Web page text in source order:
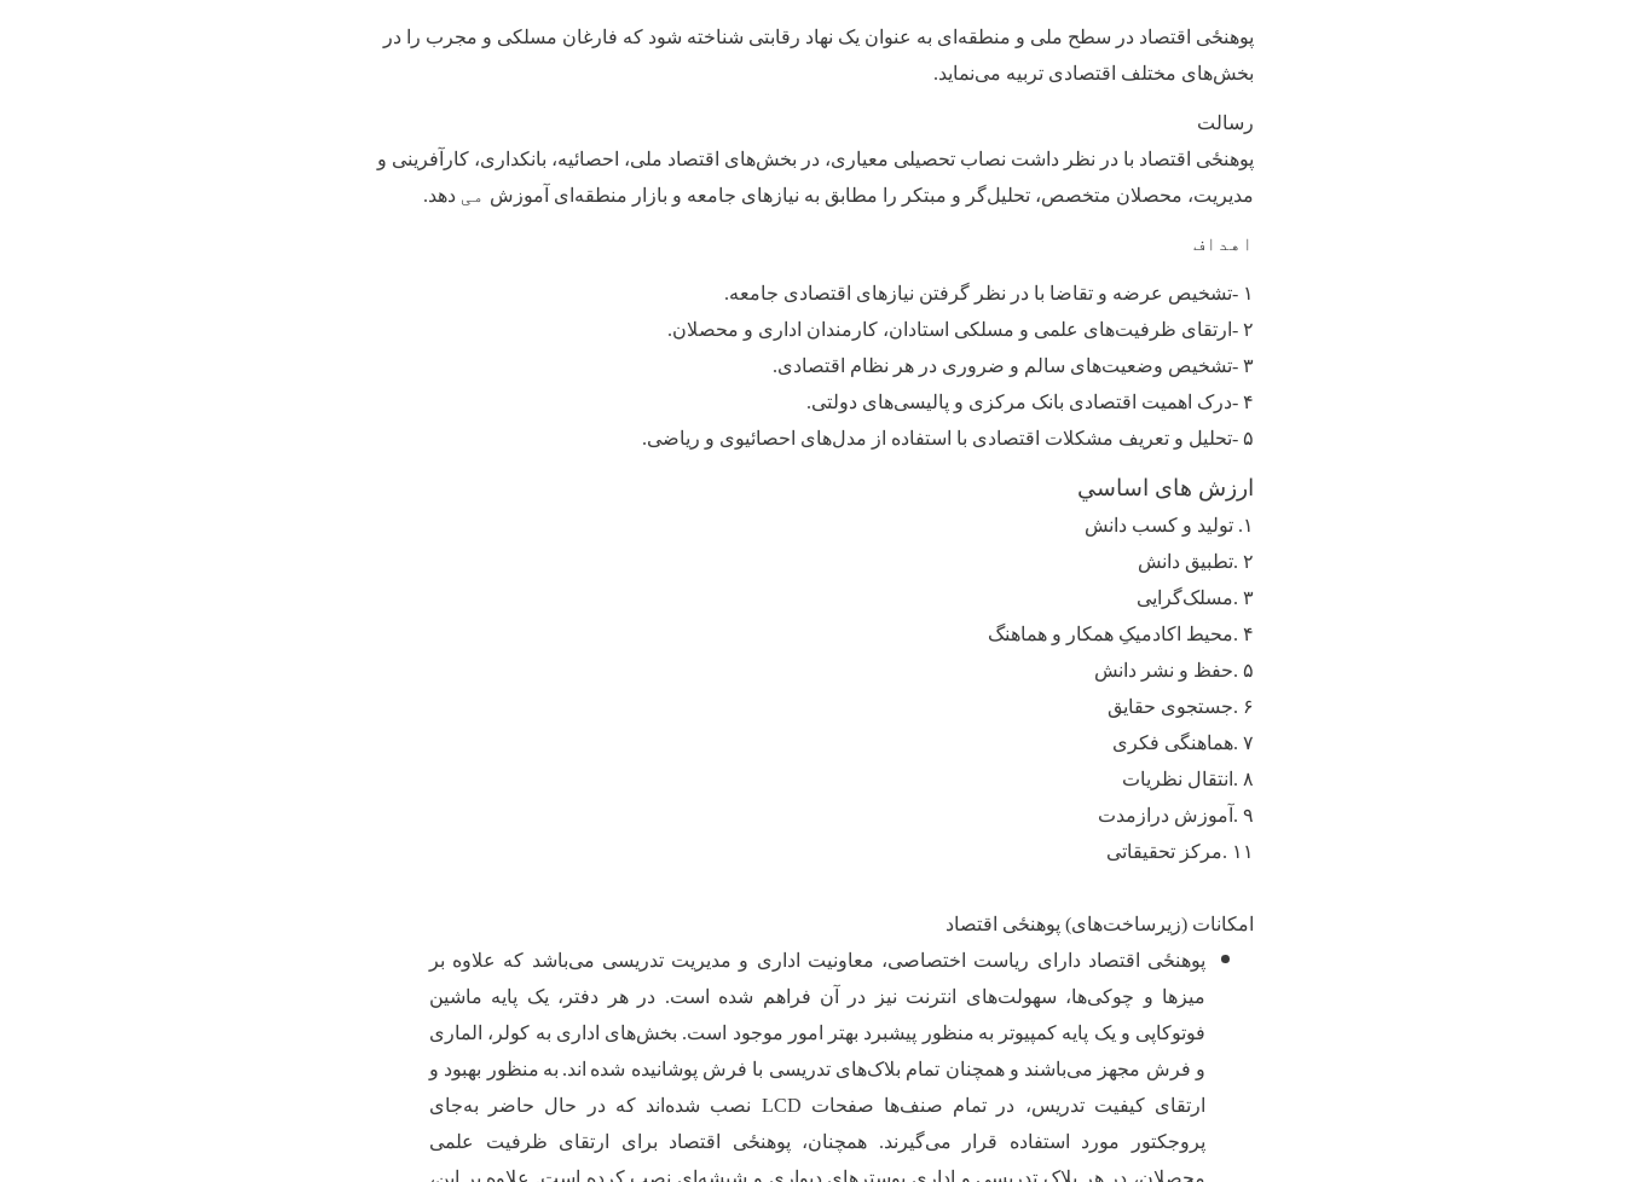
پوهنځی اقتصاد در سطح ملی و منطقه‌ای به عنوان یک نهاد رقابتی شناخته شود که فارغان مسلکی و مجرب را در
بخش‌های مختلف اقتصادی تربیه می‌نماید.
رسالت
پوهنځی اقتصاد با در نظر داشت نصاب تحصیلی معیاری، در بخش‌های اقتصاد ملی، احصائیه، بانکداری، کارآفرینی و
مدیریت، محصلان متخصص، تحلیل‌گر و مبتکر را مطابق به نیازهای جامعه و بازار منطقه‌ای آموزش می ‌دهد.
اهداف
۱ -تشخیص عرضه و تقاضا با در نظر گرفتن نیازهای اقتصادی جامعه.
۲ - ارتقای ظرفیت‌های علمی و مسلکی استادان، کارمندان اداری و محصلان.
۳ -تشخیص وضعیت‌های سالم و ضروری در هر نظام اقتصادی.
۴ -درک اهمیت اقتصادی بانک مرکزی و پالیسی‌های دولتی.
۵ -تحلیل و تعریف مشکلات اقتصادی با استفاده از مدل‌های احصائیوی و ریاضی.
ارزش های اساسي
۱. تولید و کسب دانش
۲ .تطبیق دانش
۳ .مسلک‌گرایی
۴ .محیط اکادمیکِ همکار و هماهنگ
۵ .حفظ و نشر دانش
۶ .جستجوی حقایق
۷ .هماهنگی فکری
۸ . انتقال نظریات
۹ . آموزش درازمدت
۱۱ .مرکز تحقیقاتی
امکانات (زیرساخت‌های) پوهنځی اقتصاد
پوهنځی اقتصاد دارای ریاست اختصاصی، معاونیت اداری و مدیریت تدریسی می‌باشد که علاوه بر
میزها و چوکی‌ها، سهولت‌های انترنت نیز در آن فراهم شده است. در هر دفتر، یک پایه ماشین
فوتوکاپی و یک پایه کمپیوتر به ‌منظور پیشبرد بهتر امور موجود است. بخش‌های اداری به کولر، الماری
و فرش مجهز می‌باشند و همچنان تمام بلاک‌های تدریسی با فرش پوشانیده شده ‌اند. به‌ منظور بهبود و
ارتقای کیفیت تدریس، در تمام صنف‌ها صفحات LCD نصب شده‌اند که در حال حاضر به‌جای
پروجکتور مورد استفاده قرار می‌گیرند. همچنان، پوهنځی اقتصاد برای ارتقای ظرفیت علمی
محصلان، در هر بلاک تدریسی و اداری پوسترهای دیواری و شیشه‌ای نصب کرده است. علاوه بر این،